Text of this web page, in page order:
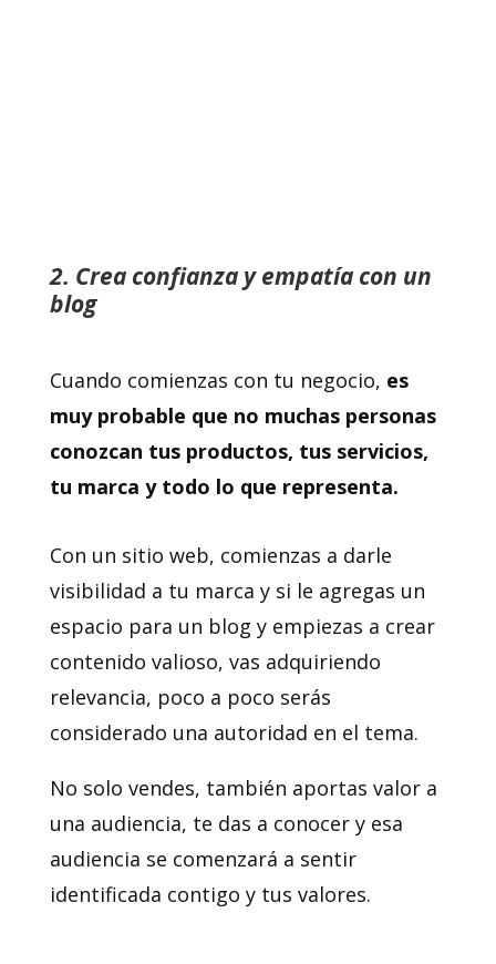
2. Crea confianza y empatía con un
blog
Cuando comienzas con tu negocio, es
muy probable que no muchas personas
conozcan tus productos, tus servicios,
tu marca y todo lo que representa.
Con un sitio web, comienzas a darle
visibilidad a tu marca y si le agregas un
espacio para un blog y empiezas a crear
contenido valioso, vas adquiriendo
relevancia, poco a poco serás
considerado una autoridad en el tema.
No solo vendes, también aportas valor a
una audiencia, te das a conocer y esa
audiencia se comenzará a sentir
identificada contigo y tus valores.